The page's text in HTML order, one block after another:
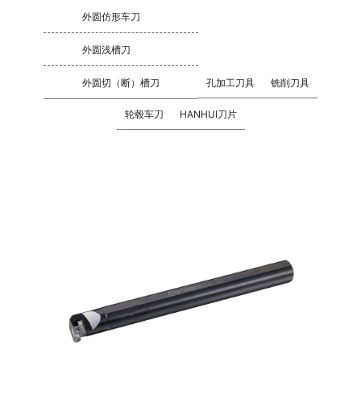
外圆仿形车刀
外圆浅槽刀
外圆切（断）槽刀 孔加工刀具 铣削刀具
轮毂车刀 HANHUI刀片